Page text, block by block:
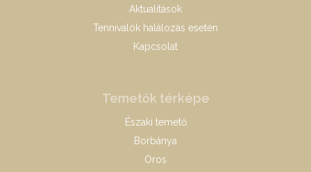
Aktualitások
Tennivalók halálozás esetén
Kapcsolat
Temetők térképe
Északi temető
Borbánya
Oros